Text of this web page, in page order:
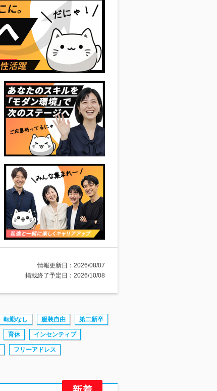
情報更新日：2026/08/07
掲載終了予定日：2026/10/08
転勤なし 服装自由 第二新卒
育休 インセンティブ
フリーアドレス